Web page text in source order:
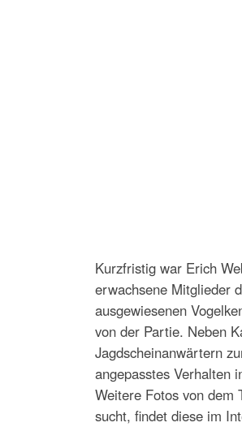
Kurzfristig war Erich
erwachsene Mitglieder
ausgewiesenen
von der Partie. Neben
Jagdscheinanwärtern
angepasstes Verhalten
Weitere Fotos von
sucht, findet diese im